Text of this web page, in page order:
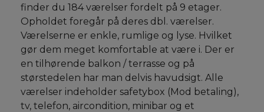
finder du 184 værelser fordelt på 9 etager.
Opholdet foregår på deres dbl. værelser.
Værelserne er enkle, rumlige og lyse. Hvilket
gør dem meget komfortable at være i. Der er
en tilhørende balkon / terrasse og på
størstedelen har man delvis havudsigt. Alle
værelser indeholder safetybox (Mod betaling),
tv, telefon, aircondition, minibar og et